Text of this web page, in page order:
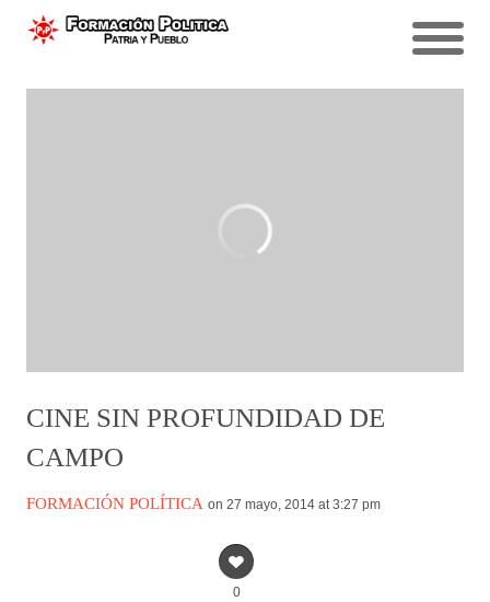
CINE SIN PROFUNDIDAD DE
CAMPO
FORMACIÓN POLÍTICA on 27 mayo, 2014 at 3:27 pm
0